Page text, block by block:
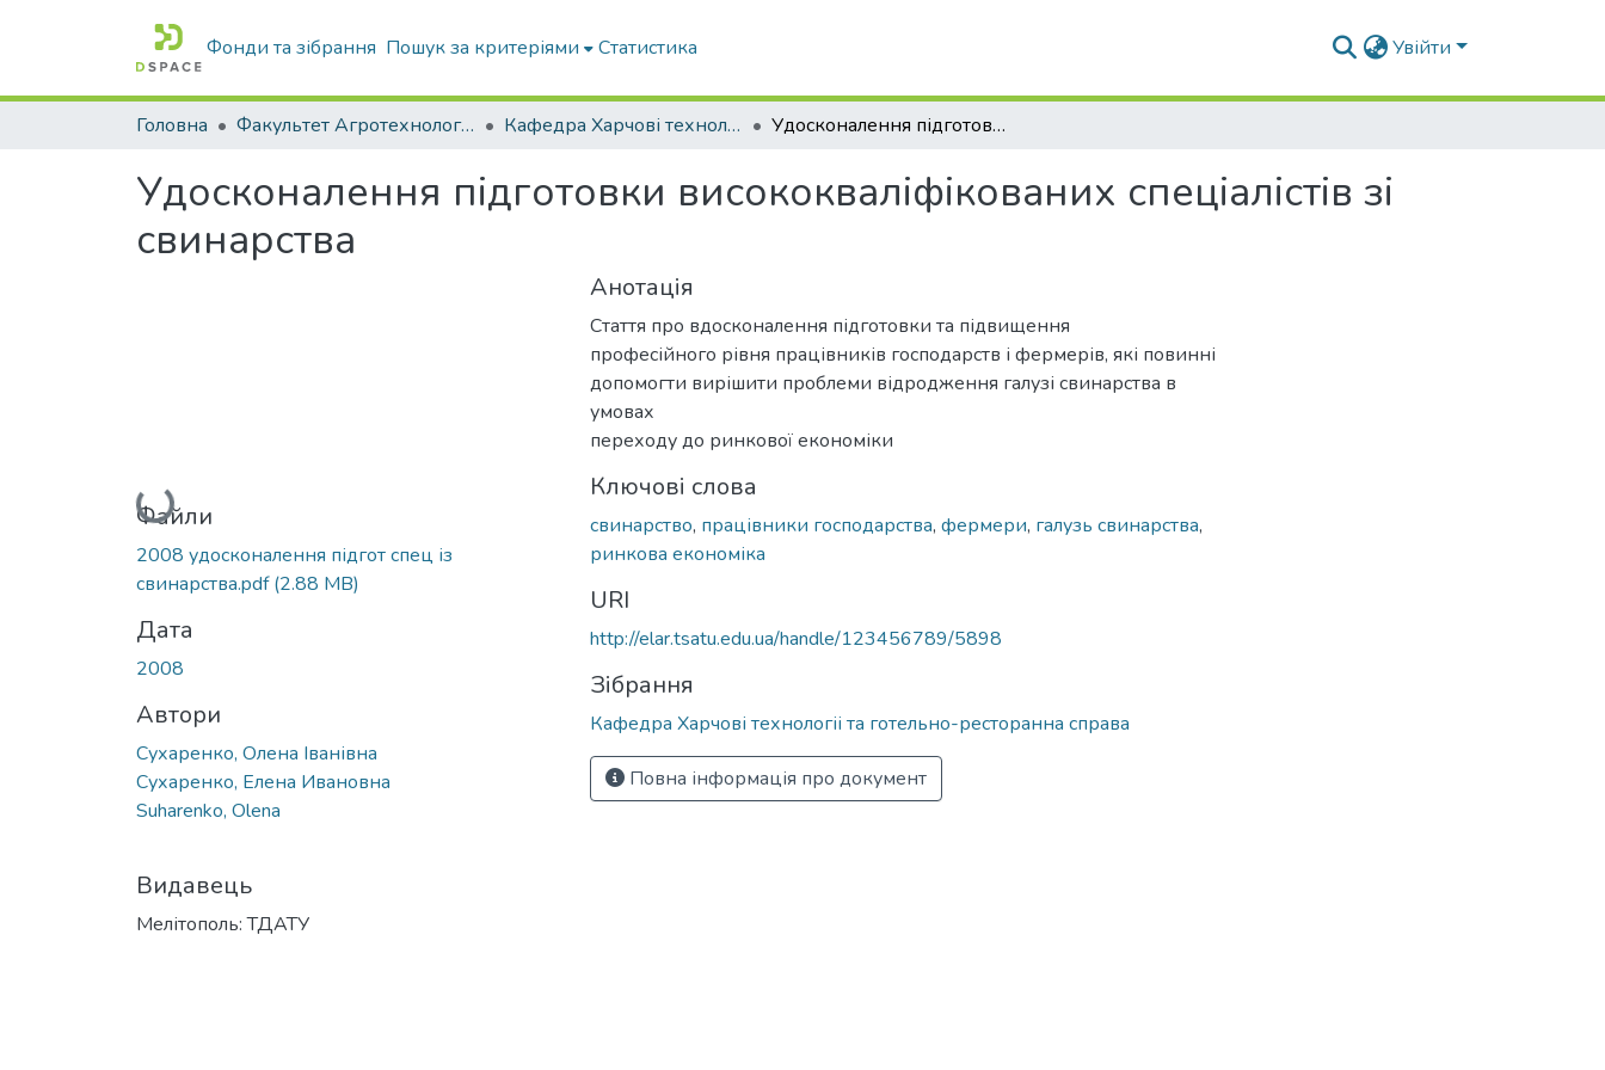
Фонди та зібрання Пошук за критеріями Статистика Увійти
Головна Факультет Агротехнологій та екології Кафедра Харчові технологіі та готельно-ресторанна справа Удосконалення підготовки висококваліфікованих спеціалістів зі свинарства
Удосконалення підготовки висококваліфікованих спеціалістів зі
свинарства
Вантажиться...
Файли
2008 удосконалення підгот спец із
свинарства.pdf(2.88 MB)
Дата
2008
Автори
Сухаренко, Олена Іванівна
Сухаренко, Елена Ивановна
Suharenko, Olena
Видавець
Мелітополь: ТДАТУ
Анотація
Стаття про вдосконалення підготовки та підвищення
професійного рівня працівників господарств і фермерів, які повинні
допомогти вирішити проблеми відродження галузі свинарства в
умовах
переходу до ринкової економіки
Ключові слова
свинарство, працівники господарства, фермери, галузь свинарства,
ринкова економіка
URI
http://elar.tsatu.edu.ua/handle/123456789/5898
Зібрання
Кафедра Харчові технологіі та готельно-ресторанна справа
Повна інформація про документ